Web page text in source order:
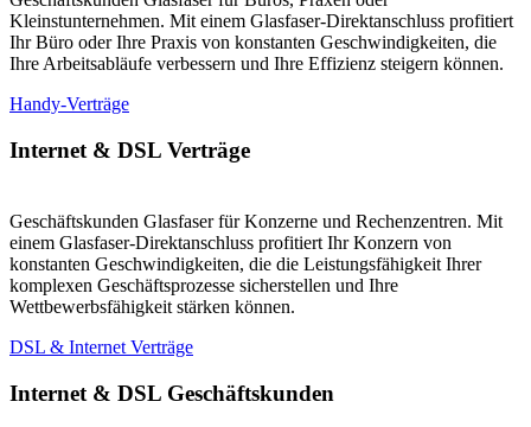
Kleinstunternehmen. Mit einem Glasfaser-Direktanschluss profitiert
Ihr Büro oder Ihre Praxis von konstanten Geschwindigkeiten, die
Ihre Arbeitsabläufe verbessern und Ihre Effizienz steigern können.
Handy-Verträge
Internet & DSL Verträge
Geschäftskunden Glasfaser für Konzerne und Rechenzentren. Mit
einem Glasfaser-Direktanschluss profitiert Ihr Konzern von
konstanten Geschwindigkeiten, die die Leistungsfähigkeit Ihrer
komplexen Geschäftsprozesse sicherstellen und Ihre
Wettbewerbsfähigkeit stärken können.
DSL & Internet Verträge
Internet & DSL Geschäftskunden